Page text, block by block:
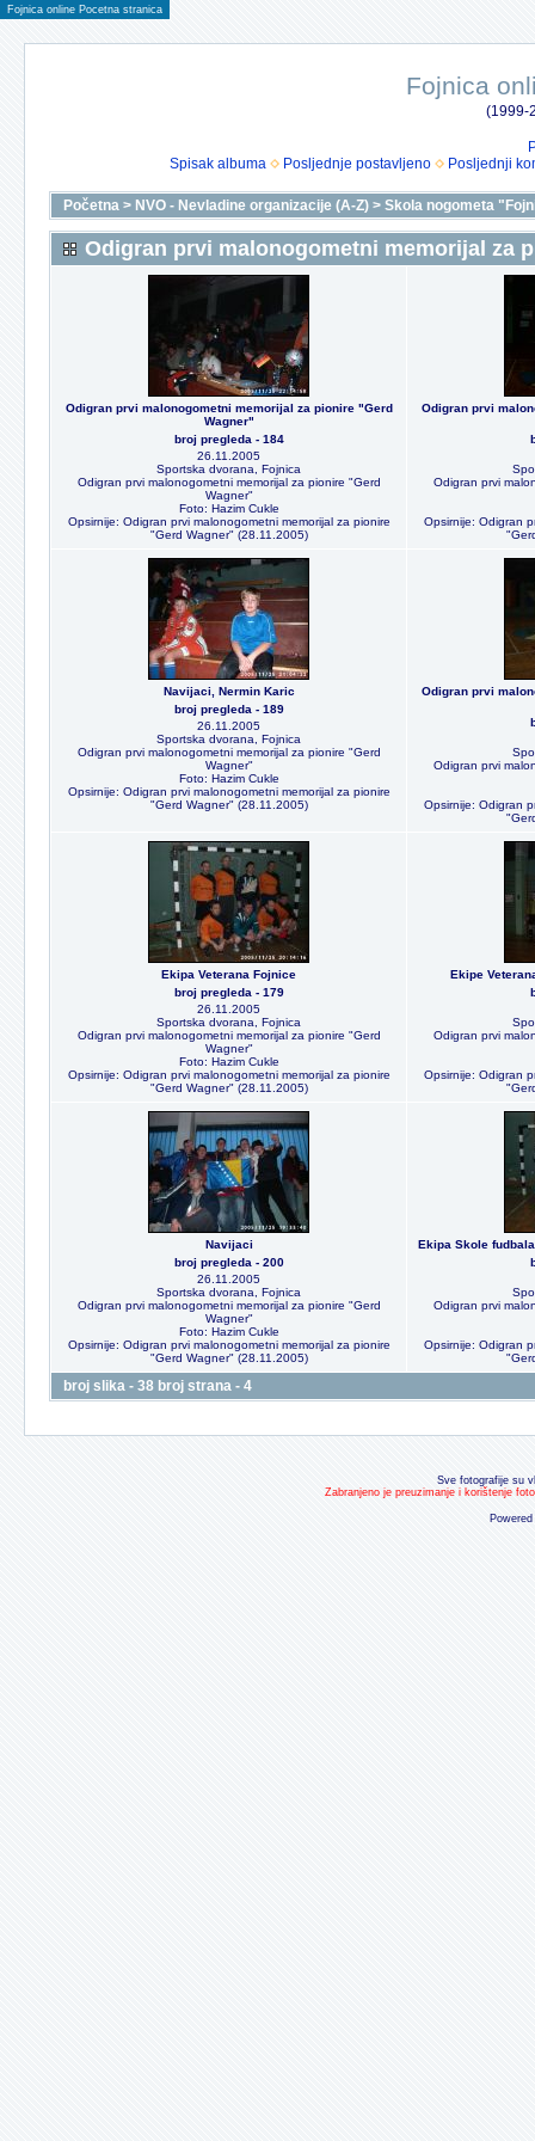
Fojnica online Pocetna stranica
Fojnica
(1999-
Spisak albuma
Posljednje postavljeno Posljednji
Početna > NVO - Nevladine organizacije (A-Z) > Skola nogometa
Odigran prvi malonogometni memorijal za
Odigran prvi malonogometni memorijal za pionire "Gerd
Wagner"
broj pregleda - 184
26.11.2005
Sportska dvorana, Fojnica
Odigran prvi malonogometni memorijal za pionire "Gerd
Wagner"
Foto: Hazim Cukle
Opsirnije: Odigran prvi malonogometni memorijal za pionire
"Gerd Wagner" (28.11.2005)
Odigran prvi
Odigran prvi
Opsirnije: Odigran
Navijaci, Nermin Karic
broj pregleda - 189
26.11.2005
Sportska dvorana, Fojnica
Odigran prvi malonogometni memorijal za pionire "Gerd
Wagner"
Foto: Hazim Cukle
Opsirnije: Odigran prvi malonogometni memorijal za pionire
"Gerd Wagner" (28.11.2005)
Odigran prvi
Odigran prvi
Opsirnije: Odigran
Ekipa Veterana Fojnice
broj pregleda - 179
26.11.2005
Sportska dvorana, Fojnica
Odigran prvi malonogometni memorijal za pionire "Gerd
Wagner"
Foto: Hazim Cukle
Opsirnije: Odigran prvi malonogometni memorijal za pionire
"Gerd Wagner" (28.11.2005)
Ekipe
Odigran prvi
Opsirnije: Odigran
Navijaci
broj pregleda - 200
26.11.2005
Sportska dvorana, Fojnica
Odigran prvi malonogometni memorijal za pionire "Gerd
Wagner"
Foto: Hazim Cukle
Opsirnije: Odigran prvi malonogometni memorijal za pionire
"Gerd Wagner" (28.11.2005)
Ekipa Skole
Odigran prvi
Opsirnije: Odigran
broj slika - 38 broj strana - 4
Sve fotografije su
Zabranjeno je preuzimanje i korištenje